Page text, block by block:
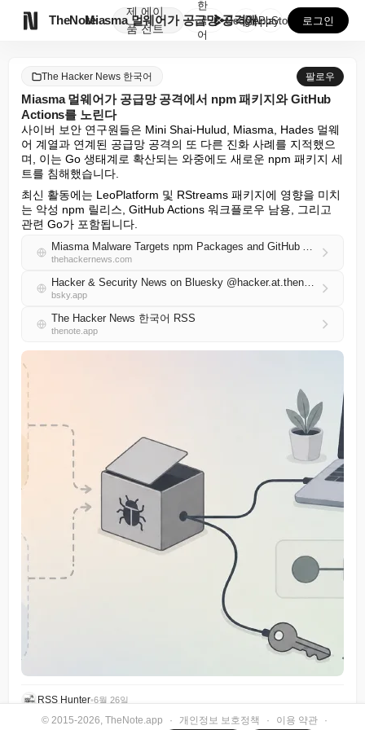
TheNote
제
품
에이
전트
Miasma 멀웨어가 공급망 공격에서 npm 패키지와 ...
한
국
어
GooglePlay
AppStore 로그인
The Hacker News 한국어 팔로우
Miasma 멀웨어가 공급망 공격에서 npm 패키지와 GitHub
Actions를 노린다
사이버 보안 연구원들은 Mini Shai-Hulud, Miasma, Hades 멀웨
어 계열과 연계된 공급망 공격의 또 다른 진화 사례를 지적했으
며, 이는 Go 생태계로 확산되는 와중에도 새로운 npm 패키지 세
트를 침해했습니다.
최신 활동에는 LeoPlatform 및 RStreams 패키지에 영향을 미치
는 악성 npm 릴리스, GitHub Actions 워크플로우 남용, 그리고
관련 Go가 포함됩니다.
Miasma Malware Targets npm Packages and GitHub Actions in Supply Chain Attack
thehackernews.com
Hacker & Security News on Bluesky @hacker.at.thenote.app
bsky.app
The Hacker News 한국어 RSS
thenote.app
RSS Hunter•6월 26일
© 2015-2026, TheNote.app · 개인정보 보호정책 · 이용 약관 ·